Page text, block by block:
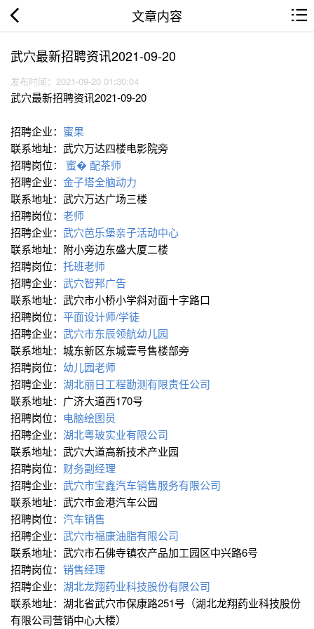
文章内容
武穴最新招聘资讯2021-09-20
发布时间：2021-09-20 01:30:04
武穴最新招聘资讯2021-09-20
招聘企业： 蜜果
联系地址：武穴万达四楼电影院旁
招聘岗位：
蜜� 配茶师
招聘企业： 金子塔全脑动力
联系地址：武穴万达广场三楼
招聘岗位： 老师
招聘企业： 武穴芭乐堡亲子活动中心
联系地址：附小旁边东盛大厦二楼
招聘岗位： 托班老师
招聘企业： 武穴智邦广告
联系地址：武穴市小桥小学斜对面十字路口
招聘岗位： 平面设计师/学徒
招聘企业： 武穴市东辰领航幼儿园
联系地址：城东新区东城壹号售楼部旁
招聘岗位： 幼儿园老师
招聘企业： 湖北丽日工程勘测有限责任公司
联系地址：广济大道西170号
招聘岗位： 电脑绘图员
招聘企业： 湖北粤玻实业有限公司
联系地址：武穴大道高新技术产业园
招聘岗位： 财务副经理
招聘企业： 武穴市宝鑫汽车销售服务有限公司
联系地址：武穴市金港汽车公园
招聘岗位： 汽车销售
招聘企业： 武穴市福康油脂有限公司
联系地址：武穴市石佛寺镇农产品加工园区中兴路6号
招聘岗位： 销售经理
招聘企业： 湖北龙翔药业科技股份有限公司
联系地址：湖北省武穴市保康路251号（湖北龙翔药业科技股份
有限公司营销中心大楼）